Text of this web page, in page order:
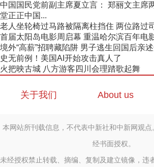
中国国民党前副主席夏立言： 郑丽文主席
堂正正中国...
老人坐轮椅过马路被隔离柱挡住 两位路过
首届太阳岛电影周启幕 重温哈尔滨百年电
境外“高薪”招聘藏陷阱 男子逃生回国后亲
史无前例！美国AI开始攻击真人了
火把映古城 八方游客四川会理踏歌起舞
关于我们 About us
本网站所刊载信息，不代表中新社和中新网观
经书面授权。
未经授权禁止转载、摘编、复制及建立镜像，违